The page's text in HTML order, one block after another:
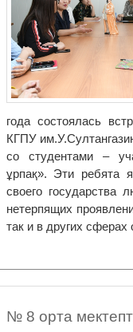
года состоялась
КГПУ
со студентами –
ұрпақ». Эти ребята
своего государства
нетерпящих
так и в других
№ 8 орта